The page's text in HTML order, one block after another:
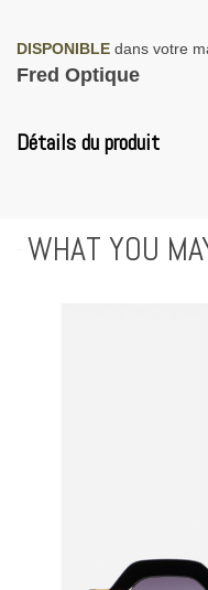
DISPONIBLE dans votre
Fred Optique
Détails du produit
WHAT YOU